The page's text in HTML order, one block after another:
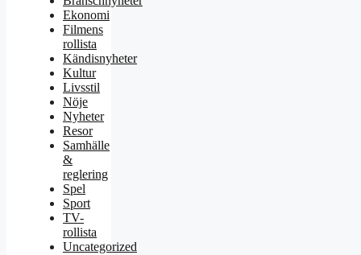
Ekonomi
Filmens
rollista
Kändisnyheter
Kultur
Livsstil
Nöje
Nyheter
Resor
Samhälle
&
reglering
Spel
Sport
TV-
rollista
Uncategorized